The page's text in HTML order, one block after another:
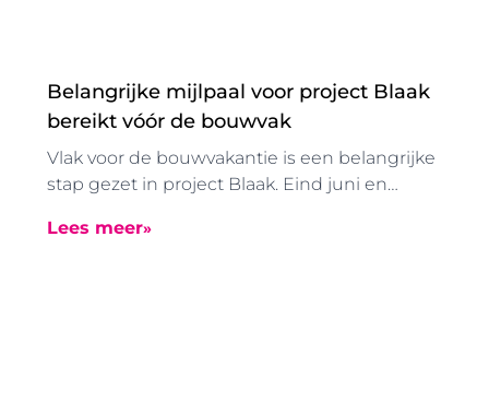
Belangrijke mijlpaal voor project Blaak
bereikt vóór de bouwvak
Vlak voor de bouwvakantie is een belangrijke
stap gezet in project Blaak. Eind juni en
boorpalen aangebracht. Dankzij deze
Lees meer